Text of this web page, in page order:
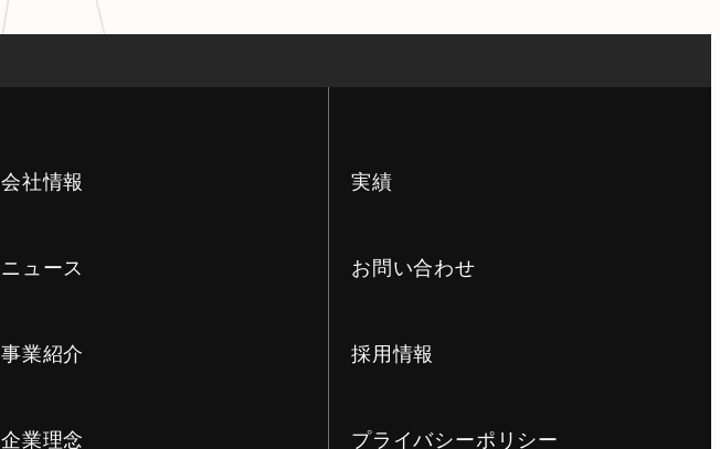
会社情報
ニュース
事業紹介
企業理念
実績
お問い合わせ
採用情報
プライバシーポリシー